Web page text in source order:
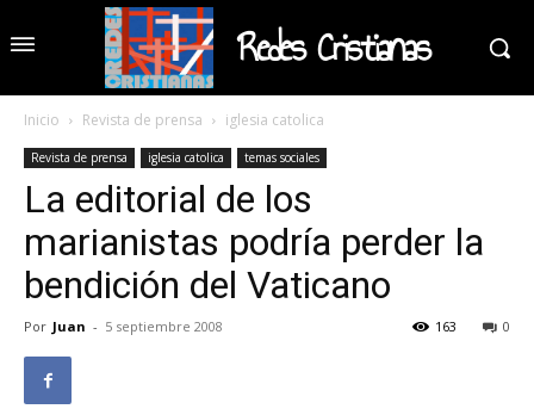
Redes Cristianas
Inicio Revista de prensa iglesia catolica
Revista de prensa iglesia catolica temas sociales
La editorial de los
marianistas podría perder la
bendición del Vaticano
Por Juan - 5 septiembre 2008 0
163